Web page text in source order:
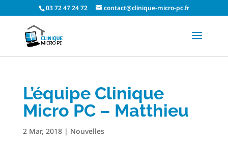
03 72 47 24 72 contact@clinique-micro-pc.fr
L’équipe Clinique
Micro PC – Matthieu
2 Mar, 2018| Nouvelles